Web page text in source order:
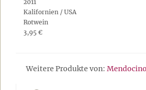
2011
Kalifornien / USA
Rotwein
3,95 €
Weitere Produkte von: